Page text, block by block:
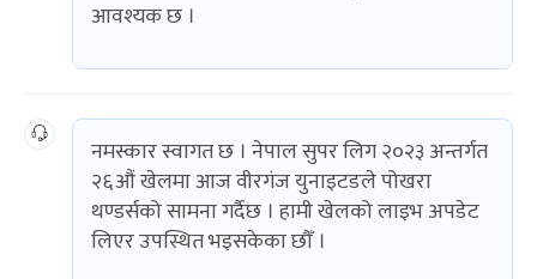
आवश्यक छ ।
नमस्कार स्वागत छ । नेपाल सुपर लिग २०२३ अन्तर्गत
२६औं खेलमा आज वीरगंज युनाइटडले पोखरा
थण्डर्सको सामना गर्दैछ । हामी खेलको लाइभ अपडेट
लिएर उपस्थित भइसकेका छौँ ।